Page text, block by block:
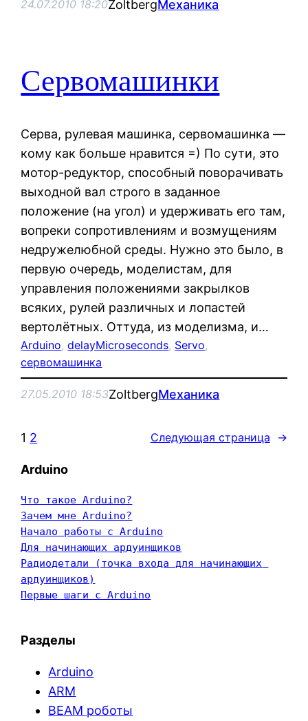
24.07.2010 18:20ZoltbergМеханика
Сервомашинки
Серва, рулевая машинка, сервомашинка —
кому как больше нравится =) По сути, это
мотор-редуктор, способный поворачивать
выходной вал строго в заданное
положение (на угол) и удерживать его там,
вопреки сопротивлениям и возмущениям
недружелюбной среды. Нужно это было, в
первую очередь, моделистам, для
управления положениями закрылков
всяких, рулей различных и лопастей
вертолётных. Оттуда, из моделизма, и…
Arduino, delayMicroseconds, Servo
сервомашинка
27.05.2010 18:53ZoltbergМеханика
1 2 Следующая страница →
Arduino
Что такое Arduino?
Зачем мне Arduino?
Начало работы с Arduino
Для начинающих ардуинщиков
Радиодетали (точка входа для начинающих
ардуинщиков)
Первые шаги с Arduino
Разделы
Arduino
ARM
BEAM роботы